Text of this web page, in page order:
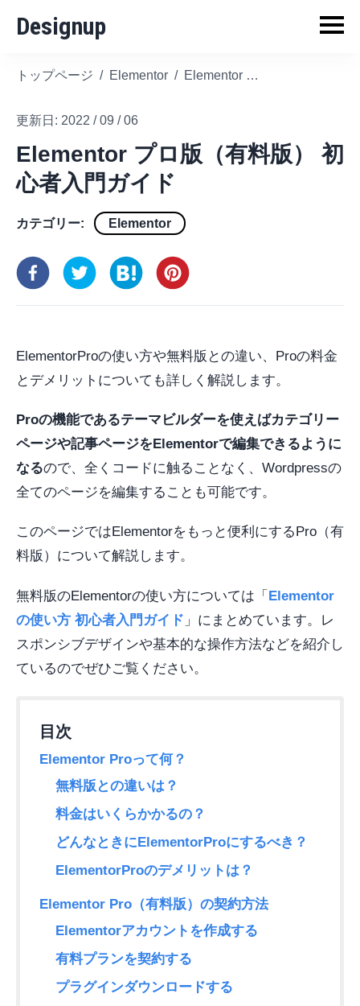
Designup
トップページ / Elementor / Elementor プロ版（有料版） 初心者入門ガイド
更新日: 2022 / 09 / 06
Elementor プロ版（有料版） 初
心者入門ガイド
カテゴリー: Elementor
ElementorProの使い方や無料版との違い、Proの料金
とデメリットについても詳しく解説します。
Proの機能であるテーマビルダーを使えばカテゴリー
ページや記事ページをElementorで編集できるように
なるので、全くコードに触ることなく、Wordpressの
全てのページを編集することも可能です。
このページではElementorをもっと便利にするPro（有
料版）について解説します。
無料版のElementorの使い方については「 Elementor
の使い方 初心者入門ガイド 」にまとめています。レ
スポンシブデザインや基本的な操作方法などを紹介し
ているのでぜひご覧ください。
Elementor Proって何？
無料版との違いは？
料金はいくらかかるの？
どんなときにElementorProにするべき？
ElementorProのデメリットは？
Elementor Pro（有料版）の契約方法
Elementorアカウントを作成する
有料プランを契約する
プラグインダウンロードする